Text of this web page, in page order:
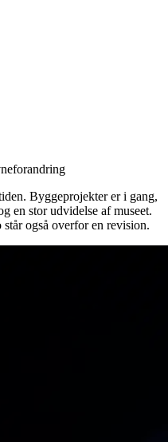
Byggeprojekter er i gang,
en stor udvidelse af museet.
også overfor en revision.